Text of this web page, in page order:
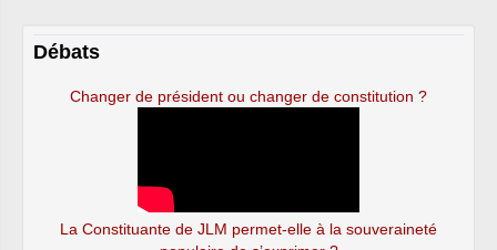
Débats
Changer de président ou changer de constitution ?
La Constituante de JLM permet-elle à la souveraineté